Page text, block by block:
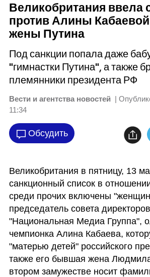
Великобритания ввела
против Алины
жены Путина
Под санкции попала даже
"гимнастки Путина", а также
племянники президента РФ
Вести и агентства новостей |
11:34
Обсудить
Великобритания в пятницу, 13
санкционный список в
среди прочих включены
председатель совета
"Национальная Медиа Группа",
чемпионка Алина Кабаева,
"матерью детей" российского
также его бывшая жена
втором замужестве носит